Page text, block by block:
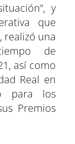
y
que
realizó una
de
así como
Real en
para los
Premios